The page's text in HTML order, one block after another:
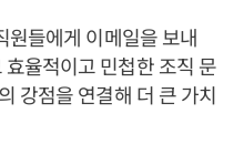
들에게 이메일을 보내
율적이고 민첩한 조직 문
강점을 연결해 더 큰 가치